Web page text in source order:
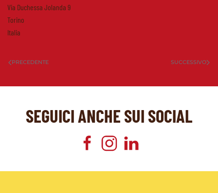
Via Duchessa Jolanda 9
Torino
Italia
PRECEDENTE SUCCESSIVO
SEGUICI ANCHE SUI SOCIAL